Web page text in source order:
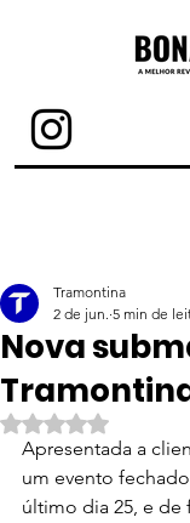
Nova
Tramontina
2 de jun. 5 min de
Avaliado com
Apresentada a
um evento
último dia 25, e de